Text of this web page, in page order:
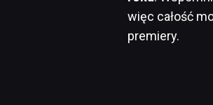
więc całość
premiery.